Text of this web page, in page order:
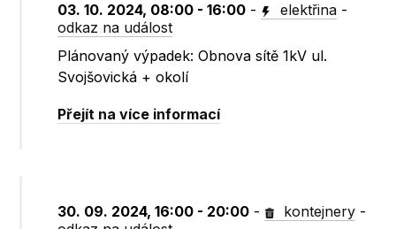
03. 10. 2024, 08:00 - 16:00 - elektřina -
odkaz na událost
Plánovaný výpadek: Obnova sítě 1kV ul.
Svojšovická + okolí
Přejít na více informací
30. 09. 2024, 16:00 - 20:00 - kontejnery -